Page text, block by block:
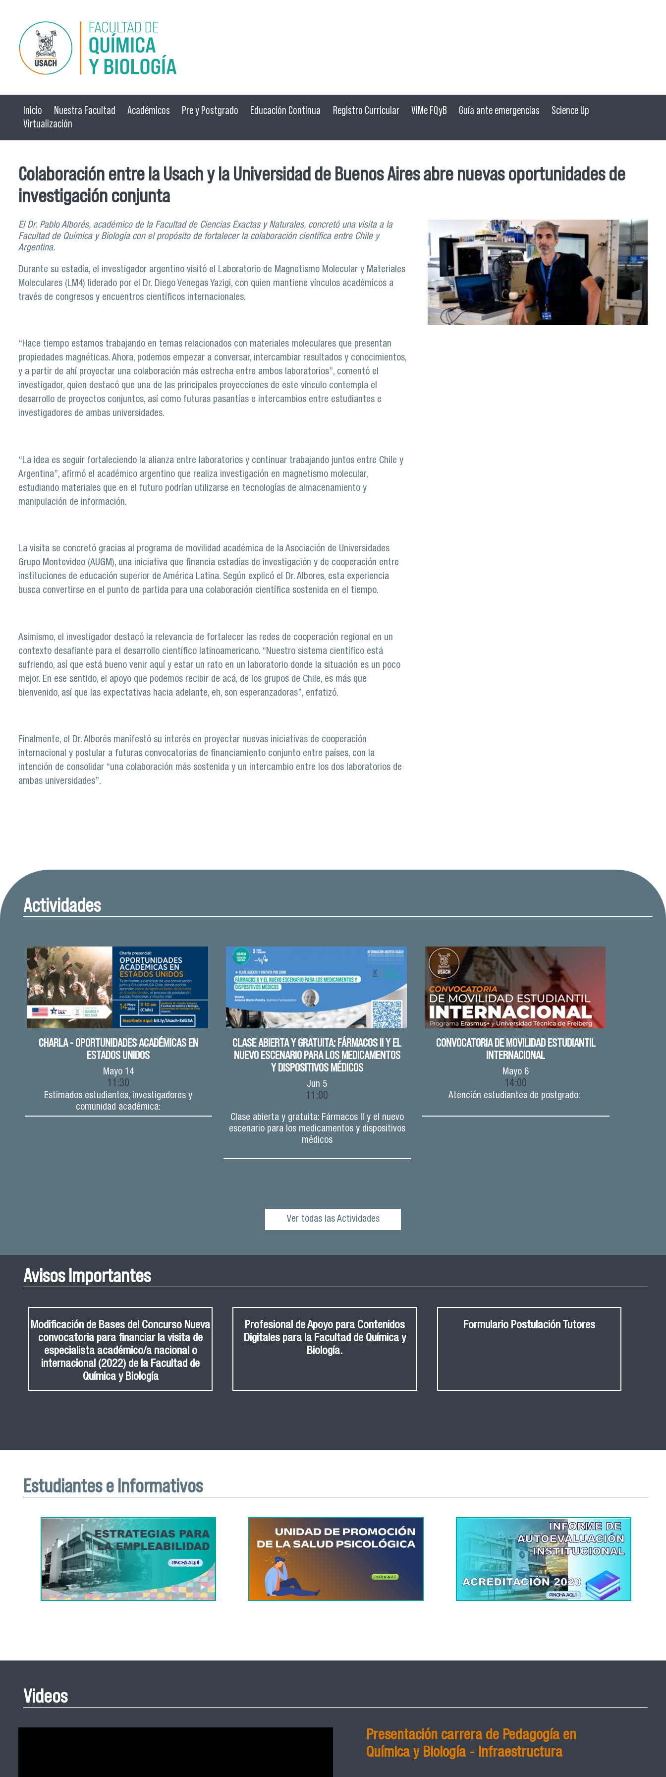
Pasar al contenido principal
Inicio Nuestra Facultad Académicos Pre y Postgrado Educación Continua Registro Curricular ViMe FQyB Guía ante emergencias
Science Up
Virtualización
Colaboración entre la Usach y la Universidad de Buenos Aires abre nuevas oportunidades de
investigación conjunta
El Dr. Pablo Alborés, académico de la Facultad de Ciencias Exactas y Naturales, concretó una visita a la
Facultad de Química y Biología con el propósito de fortalecer la colaboración científica entre Chile y
Argentina.
Durante su estadía, el investigador argentino visitó el Laboratorio de Magnetismo Molecular y Materiales
Moleculares (LM4) liderado por el Dr. Diego Venegas Yazigi, con quien mantiene vínculos académicos a
través de congresos y encuentros científicos internacionales.
“Hace tiempo estamos trabajando en temas relacionados con materiales moleculares que presentan
propiedades magnéticas. Ahora, podemos empezar a conversar, intercambiar resultados y conocimientos,
y a partir de ahí proyectar una colaboración más estrecha entre ambos laboratorios”, comentó el
investigador, quien destacó que una de las principales proyecciones de este vínculo contempla el
desarrollo de proyectos conjuntos, así como futuras pasantías e intercambios entre estudiantes e
investigadores de ambas universidades.
“La idea es seguir fortaleciendo la alianza entre laboratorios y continuar trabajando juntos entre Chile y
Argentina”, afirmó el académico argentino que realiza investigación en magnetismo molecular,
estudiando materiales que en el futuro podrían utilizarse en tecnologías de almacenamiento y
manipulación de información.
La visita se concretó gracias al programa de movilidad académica de la Asociación de Universidades
Grupo Montevideo (AUGM), una iniciativa que financia estadías de investigación y de cooperación entre
instituciones de educación superior de América Latina. Según explicó el Dr. Albores, esta experiencia
busca convertirse en el punto de partida para una colaboración científica sostenida en el tiempo.
Asimismo, el investigador destacó la relevancia de fortalecer las redes de cooperación regional en un
contexto desafiante para el desarrollo científico latinoamericano. “Nuestro sistema científico está
sufriendo, así que está bueno venir aquí y estar un rato en un laboratorio donde la situación es un poco
mejor. En ese sentido, el apoyo que podemos recibir de acá, de los grupos de Chile, es más que
bienvenido, así que las expectativas hacia adelante, eh, son esperanzadoras”, enfatizó.
Finalmente, el Dr. Alborés manifestó su interés en proyectar nuevas iniciativas de cooperación
internacional y postular a futuras convocatorias de financiamiento conjunto entre países, con la
intención de consolidar “una colaboración más sostenida y un intercambio entre los dos laboratorios de
ambas universidades”.
Actividades
CHARLA - OPORTUNIDADES ACADÉMICAS EN
ESTADOS UNIDOS
Mayo14
11:30
Estimados estudiantes, investigadores y
comunidad académica:
CLASE ABIERTA Y GRATUITA: FÁRMACOS II Y EL
NUEVO ESCENARIO PARA LOS MEDICAMENTOS
Y DISPOSITIVOS MÉDICOS
Jun 5
11:00
Clase abierta y gratuita: Fármacos II y el nuevo
escenario para los medicamentos y dispositivos
médicos
CONVOCATORIA DE MOVILIDAD ESTUDIANTIL
INTERNACIONAL
Mayo 6
14:00
Atención estudiantes de postgrado:
Ver todas las Actividades
Avisos Importantes
Modificación de Bases del Concurso Nueva
convocatoria para financiar la visita de
especialista académico/a nacional o
internacional (2022) de la Facultad de
Química y Biología
Profesional de Apoyo para Contenidos
Digitales para la Facultad de Química y
Biología.
Formulario Postulación Tutores
Estudiantes e Informativos
Videos
Presentación carrera de Pedagogía en
Química y Biología - Infraestructura